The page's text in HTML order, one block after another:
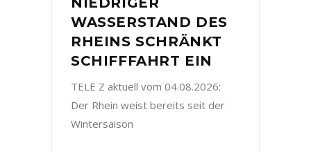
WASSERSTAND DES
RHEINS SCHRÄNKT
SCHIFFFAHRT EIN
TELE Z aktuell vom 04.08.2026:
Der Rhein weist bereits seit der
Wintersaison